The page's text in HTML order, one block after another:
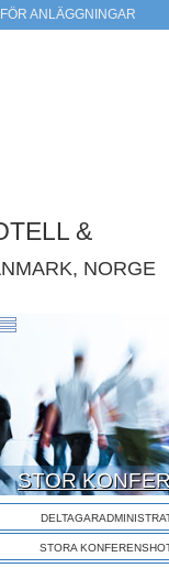
FÖR ANLÄGGNINGAR
&
NORGE
STOR
STORA